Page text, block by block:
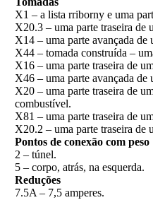
X1 – a lista rriborny e uma
X20.3 – uma parte traseira de
X14 – uma parte avançada de
X44 – tomada construída –
X16 – uma parte traseira de
X46 – uma parte avançada
X20 – uma parte traseira de
combustível.
X81 – uma parte traseira de
X20.2 – uma parte traseira de
Pontos de conexão com peso
2 – túnel.
5 – corpo, atrás, na esquerda.
Reduções
7.5A – 7,5 amperes.